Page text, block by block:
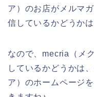
ア）のお店がメルマ
信しているかどうか
なので、mecria（メ
しているかどうかは
ア）のホームページ